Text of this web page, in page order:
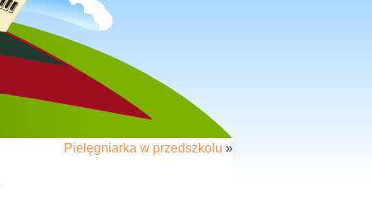
Pielęgniarka w przedszkolu »